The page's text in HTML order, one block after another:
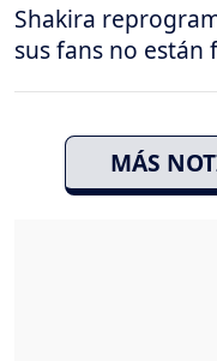
Shakira
sus fans no están
MÁS